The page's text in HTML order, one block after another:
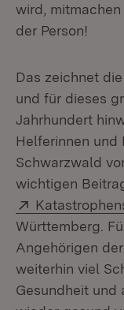
wird,
der Person!
Das zeichnet
und für dieses
Jahrhundert
Helferinnen
Schwarzwald
wichtigen
Extern:
Württemberg.
Angehörigen
weiterhin viel
Gesundheit und